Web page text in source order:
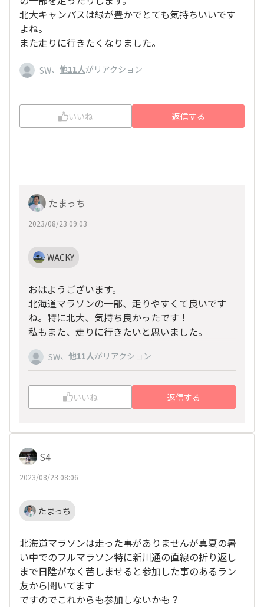
北大キャンパスは緑が豊かでとても気持ちいいです
よね。
また走りに行きたくなりました。
SW、 他11人がリアクション
いいね 返信する
たまっち
2023/08/23 09:03
WACKY
おはようございます。
北海道マラソンの一部、走りやすくて良いです
ね。特に北大、気持ち良かったです！
私もまた、走りに行きたいと思いました。
SW、 他11人がリアクション
いいね 返信する
S4
2023/08/23 08:06
たまっち
北海道マラソンは走った事がありませんが真夏の暑
い中でのフルマラソン特に新川通の直線の折り返し
まで日陰がなく苦しませると参加した事のあるラン
友から聞いてます
ですのでこれからも参加しないかも？